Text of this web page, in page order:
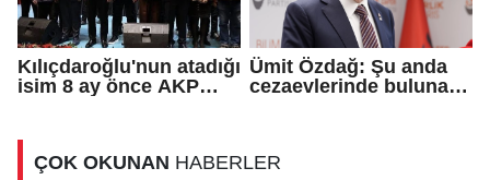
Kılıçdaroğlu'nun atadığı
isim 8 ay önce AKP
Ümit Özdağ: Şu anda
cezaevlerinde bulunan
ÇOK OKUNAN HABERLER